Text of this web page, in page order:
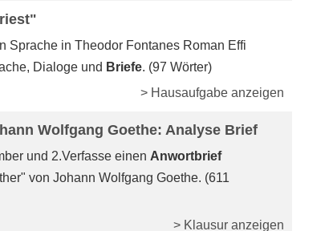
Sprache in Theodor Fontanes Roman Effi
Dialoge und Briefe. (97 Wörter)
> Hausaufgabe anzeigen
Wolfgang Goethe: Analyse Brief
und 2.Verfasse einen Anwortbrief
von Johann Wolfgang Goethe. (611
> Klausur anzeigen